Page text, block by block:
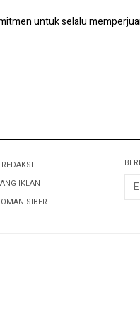
untuk selalu
IKLAN
SIBER